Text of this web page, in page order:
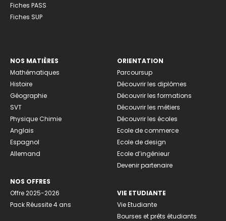
Fiches PASS
Fiches SUP
NOS MATIÈRES
Mathématiques
Histoire
Géographie
SVT
Physique Chimie
Anglais
Espagnol
Allemand
NOS OFFRES
Offre 2025-2026
Pack Réussite 4 ans
ORIENTATION
Parcoursup
Découvrir les diplômes
Découvrir les formations
Découvrir les métiers
Découvrir les écoles
Ecole de commerce
Ecole de design
Ecole d’ingénieur
Devenir partenaire
VIE ETUDIANTE
Vie Etudiante
Bourses et prêts étudiants